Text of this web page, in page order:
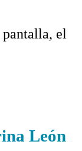
el
León